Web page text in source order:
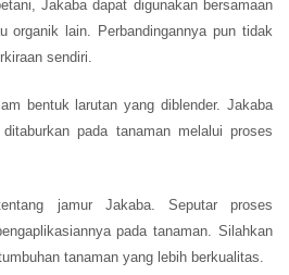
Jakaba dapat digunakan bersamaan
organik lain. Perbandingannya pun tidak
sendiri.
bentuk larutan yang diblender. Jakaba
pada tanaman melalui proses
jamur Jakaba. Seputar proses
pada tanaman. Silahkan
tanaman yang lebih berkualitas.